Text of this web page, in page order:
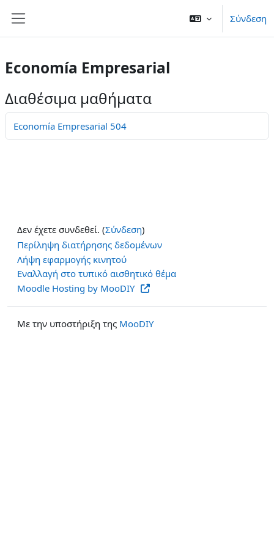
Σύνδεση
Economía Empresarial
Διαθέσιμα μαθήματα
Economía Empresarial 504
Δεν έχετε συνδεθεί. (Σύνδεση)
Περίληψη διατήρησης δεδομένων
Λήψη εφαρμογής κινητού
Εναλλαγή στο τυπικό αισθητικό θέμα
Moodle Hosting by MooDIY
Με την υποστήριξη της MooDIY